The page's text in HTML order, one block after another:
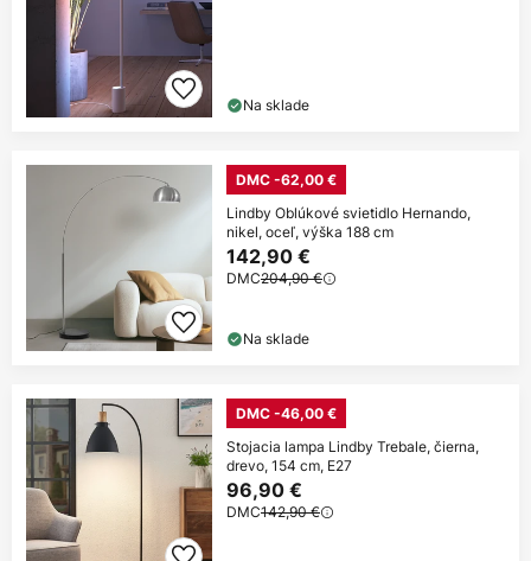
Na sklade
DMC -62,00 €
Lindby Oblúkové svietidlo Hernando,
nikel, oceľ, výška 188 cm
142,90 €
DMC204,90 €
Na sklade
DMC -46,00 €
Stojacia lampa Lindby Trebale, čierna,
drevo, 154 cm, E27
96,90 €
DMC142,90 €